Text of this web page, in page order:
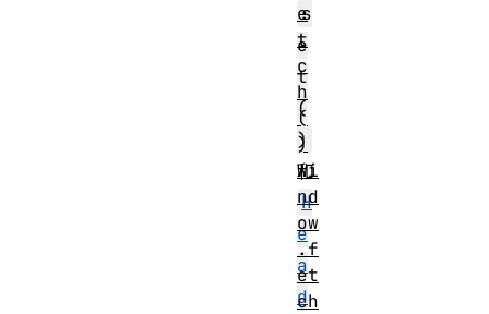
s
e
t
(
)
和
H
e
a
d
e
t
c
h
(
)
Wi
nd
ow
.f
et
ch